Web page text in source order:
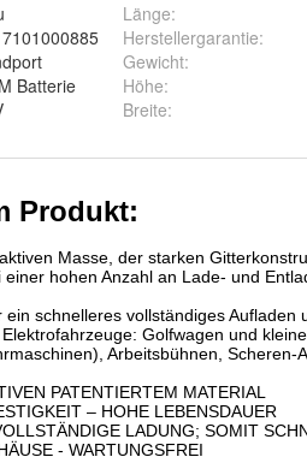
Batterie
Länge:
Herstellergarantie:
Gewicht:
Höhe:
Breite: